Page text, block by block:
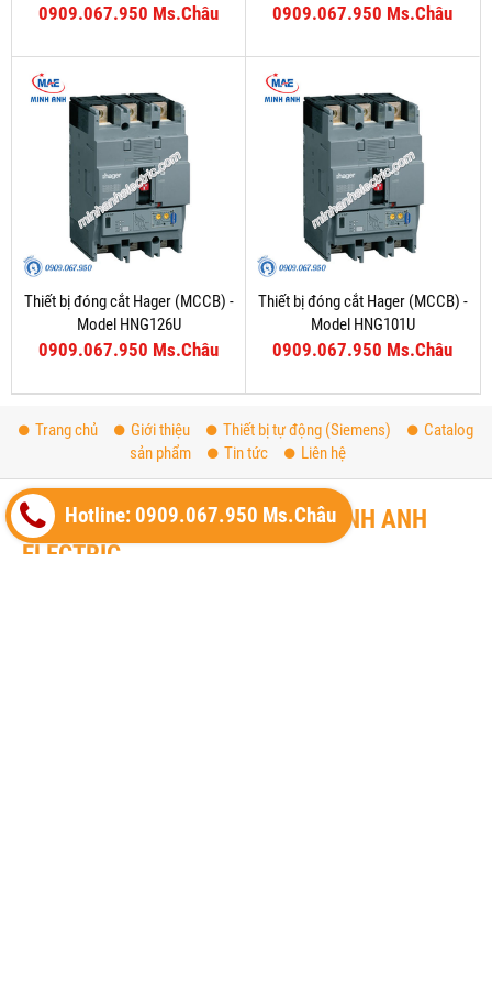
0909.067.950 Ms.Châu 0909.067.950 Ms.Châu
Thiết bị đóng cắt Hager (MCCB) -
Model HNG126U
0909.067.950 Ms.Châu
Thiết bị đóng cắt Hager (MCCB) -
Model HNG101U
0909.067.950 Ms.Châu
Trang chủ Giới thiệu Thiết bị tự động (Siemens)
Catalog
sản phẩm
Tin tức Liên hệ
THIẾT BỊ ĐIỆN MINH ANH ® - MINH ANH
ELECTRIC
Hotline: 0909.067.950 Ms.Châu